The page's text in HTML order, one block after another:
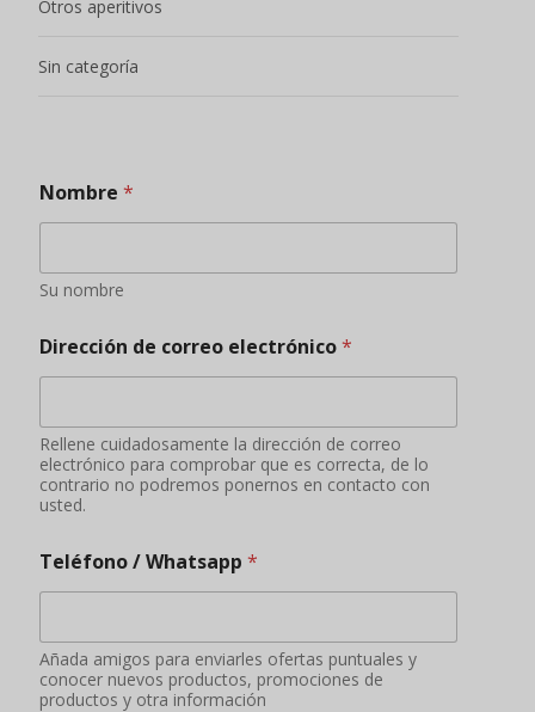
Otros aperitivos
Sin categoría
Nombre *
Su nombre
Dirección de correo electrónico*
Rellene cuidadosamente la dirección de correo
electrónico para comprobar que es correcta, de lo
contrario no podremos ponernos en contacto con
usted.
Teléfono / Whatsapp *
Añada amigos para enviarles ofertas puntuales y
conocer nuevos productos, promociones de
productos y otra información